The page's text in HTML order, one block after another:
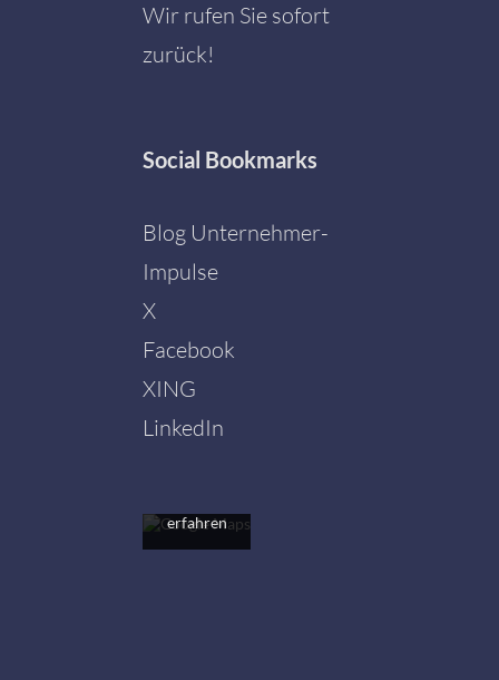
Wir rufen Sie sofort
zurück!
Social Bookmarks
Blog Unternehmer-
Impulse
X
Facebook
XING
LinkedIn
Mit dem
Karte
Sie die
erfahren